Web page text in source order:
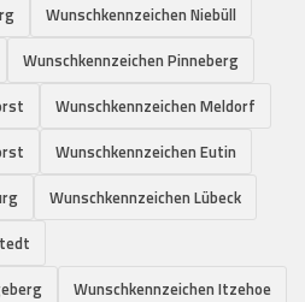
Wunschkennzeichen Niebüll
Wunschkennzeichen Pinneberg
Wunschkennzeichen Meldorf
Wunschkennzeichen Eutin
Wunschkennzeichen Lübeck
Wunschkennzeichen Itzehoe